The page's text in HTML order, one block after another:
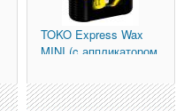
TOKO Express Wax
MINI (c аппликатором